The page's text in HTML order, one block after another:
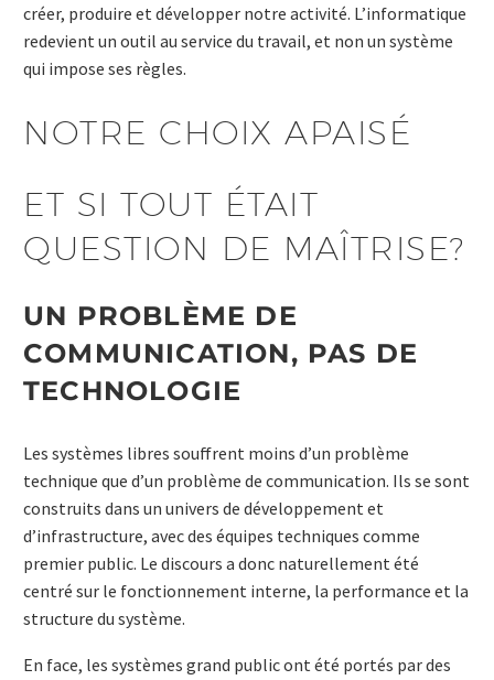
créer, produire et développer notre activité. L’informatique
redevient un outil au service du travail, et non un système
qui impose ses règles.
NOTRE CHOIX APAISÉ
ET SI TOUT ÉTAIT
QUESTION DE MAÎTRISE?
UN PROBLÈME DE
COMMUNICATION, PAS DE
TECHNOLOGIE
Les systèmes libres souffrent moins d’un problème
technique que d’un problème de communication. Ils se sont
construits dans un univers de développement et
d’infrastructure, avec des équipes techniques comme
premier public. Le discours a donc naturellement été
centré sur le fonctionnement interne, la performance et la
structure du système.
En face, les systèmes grand public ont été portés par des